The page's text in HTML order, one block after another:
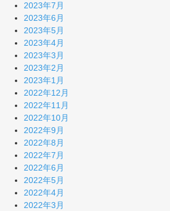
2023年7月
2023年6月
2023年5月
2023年4月
2023年3月
2023年2月
2023年1月
2022年12月
2022年11月
2022年10月
2022年9月
2022年8月
2022年7月
2022年6月
2022年5月
2022年4月
2022年3月